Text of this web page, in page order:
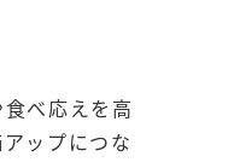
べ応えを高
ップにつな